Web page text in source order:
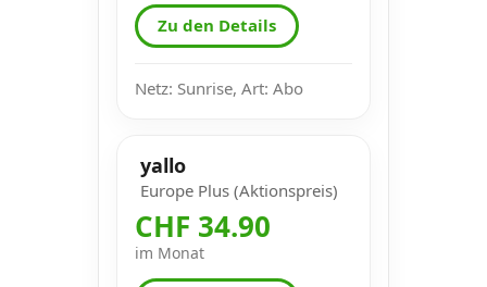
Zu den Details
Netz: Sunrise, Art: Abo
yallo
Europe Plus (Aktionspreis)
CHF 34.90
im Monat